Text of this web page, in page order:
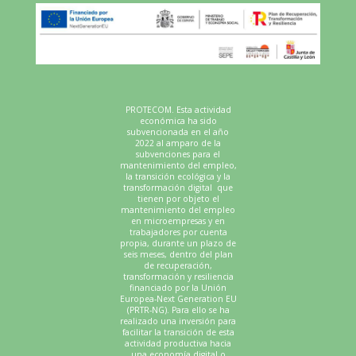
PROTECOM. Esta actividad
económica ha sido
subvencionada en el año
2022 al amparo de la
subvenciones para el
mantenimiento del empleo,
la transición ecológica y la
transformación digital que
tienen por objeto el
mantenimiento del empleo
en microempresas y en
trabajadores por cuenta
propia, durante un plazo de
seis meses, dentro del plan
de recuperación,
transformación y resiliencia
financiado por la Unión
Europea-Next Generation EU
(PRTR-NG). Para ello se ha
realizado una inversión para
facilitar la transición de esta
actividad productiva hacia